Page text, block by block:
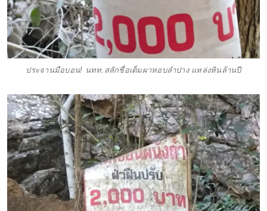
ประจานมือบอน! นทท.สลักชื่อเต็มผาหอบลำปาง แหล่งหินล้านปี